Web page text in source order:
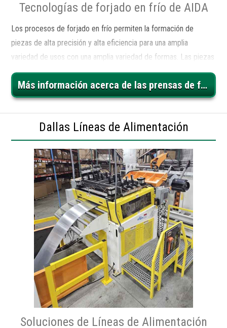
Tecnologías de forjado en frío de AIDA
Los procesos de forjado en frío permiten la formación de
piezas de alta precisión y alta eficiencia para una amplia
variedad de usos con una amplia variedad de formas. Las piezas
de alta calidad comienzan con un moldeado de alta precisión,
que se puede lograr con prensas de forjado en frío AIDA.
Más información acerca de las prensas de forjado en frío AIDA
Dallas Líneas de Alimentación
Soluciones de Líneas de Alimentación